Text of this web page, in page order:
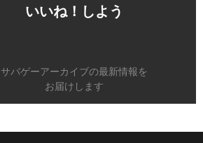
いいね！しよう
サバゲーアーカイブの最新情報を
お届けします